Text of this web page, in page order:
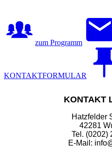
zum Programm
KONTAKTFORMULAR
KONTAKT
Hatzfelder
42281
Tel. (0202)
E-Mail: